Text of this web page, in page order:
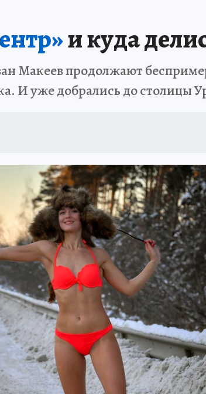
и куда
Макеев продолжают
И уже добрались до столицы